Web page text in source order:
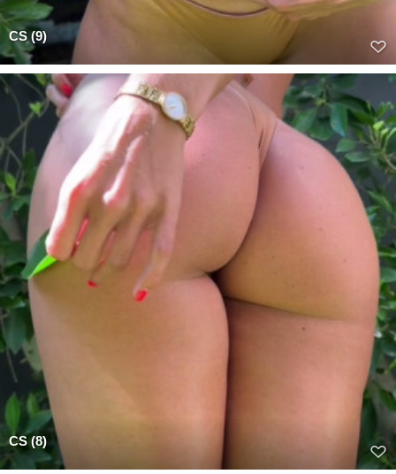
CS (9)
CS (8)